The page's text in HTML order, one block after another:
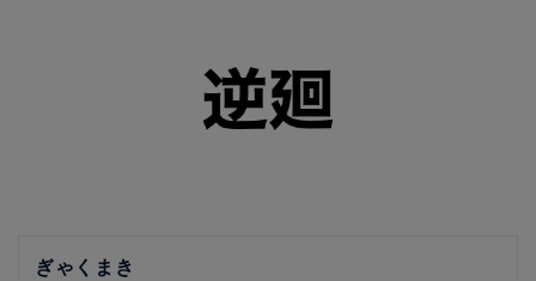
ぎゃくまき